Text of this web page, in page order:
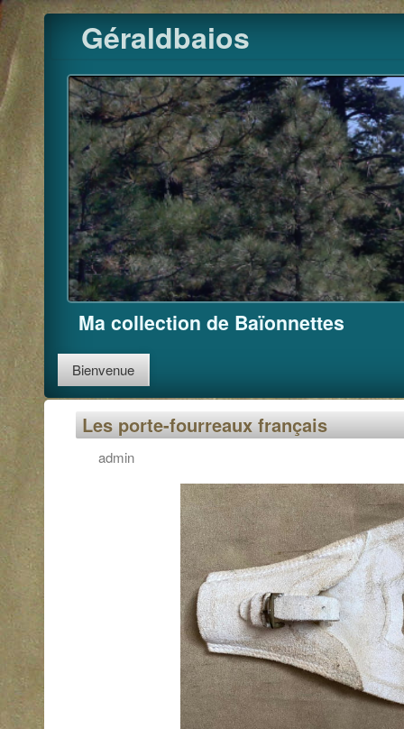
Pour
Skip
to
content
Géraldbaios
Ma collection de Baïonnettes
Bienvenue
Les porte-fourreaux français
admin